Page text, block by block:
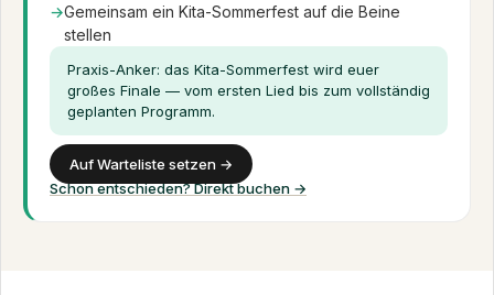
Gemeinsam ein Kita-Sommerfest auf die Beine
stellen
Praxis-Anker: das Kita-Sommerfest wird euer
großes Finale — vom ersten Lied bis zum vollständig
geplanten Programm.
Auf Warteliste setzen →
Schon entschieden? Direkt buchen →